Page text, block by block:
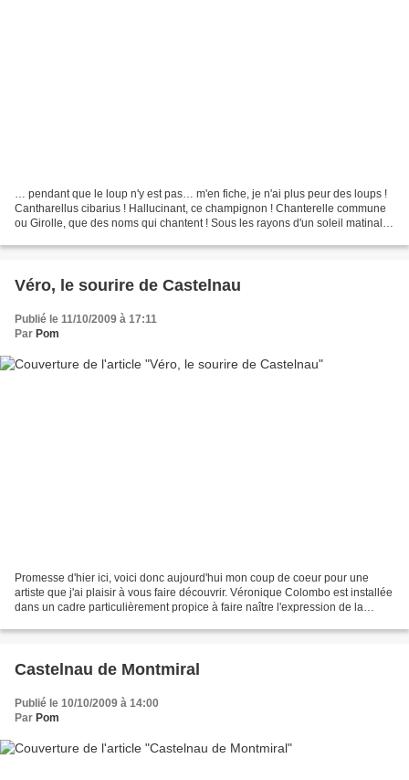
… pendant que le loup n'y est pas… m'en fiche, je n'ai plus peur des loups !
Cantharellus cibarius ! Hallucinant, ce champignon ! Chanterelle commune
ou Girolle, que des noms qui chantent ! Sous les rayons d'un soleil matinal
Véro, le sourire de Castelnau
Publié le 11/10/2009 à 17:11
Par Pom
Promesse d'hier ici, voici donc aujourd'hui mon coup de coeur pour une
artiste que j'ai plaisir à vous faire découvrir. Véronique Colombo est installée
dans un cadre particulièrement propice à faire naître l'expression de la
Castelnau de Montmiral
Publié le 10/10/2009 à 14:00
Par Pom